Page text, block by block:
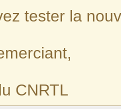
tester la
CNRTL